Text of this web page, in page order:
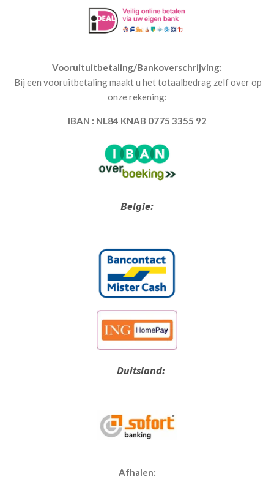
Vooruituitbetaling/Bankoverschrijving:
Bij een vooruitbetaling maakt u het totaalbedrag zelf over op
onze rekening:
IBAN : NL84 KNAB 0775 3355 92
Belgie:
Duitsland:
Afhalen: